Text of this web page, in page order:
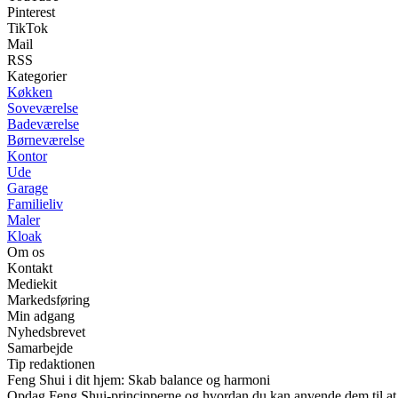
Pinterest
TikTok
Mail
RSS
Kategorier
Køkken
Soveværelse
Badeværelse
Børneværelse
Kontor
Ude
Garage
Familieliv
Maler
Kloak
Om os
Kontakt
Mediekit
Markedsføring
Min adgang
Nyhedsbrevet
Samarbejde
Tip redaktionen
Feng Shui i dit hjem: Skab balance og harmoni